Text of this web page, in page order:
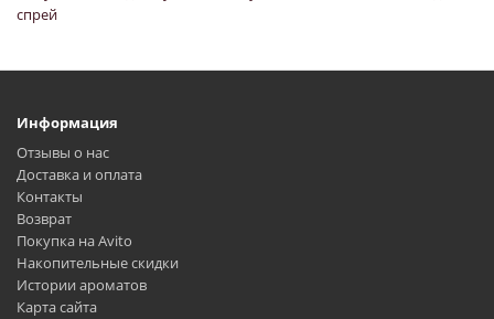
спрей
Информация
Отзывы о нас
Доставка и оплата
Контакты
Возврат
Покупка на Avito
Накопительные скидки
Истории ароматов
Карта сайта